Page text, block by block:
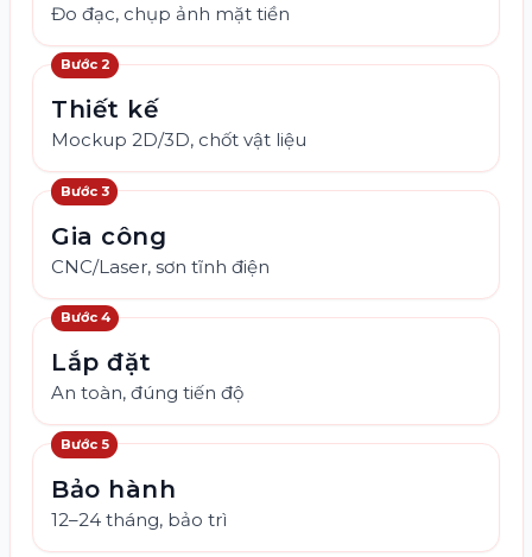
Đo đạc, chụp ảnh mặt tiền
Bước 2
Thiết kế
Mockup 2D/3D, chốt vật liệu
Bước 3
Gia công
CNC/Laser, sơn tĩnh điện
Bước 4
Lắp đặt
An toàn, đúng tiến độ
Bước 5
Bảo hành
12–24 tháng, bảo trì